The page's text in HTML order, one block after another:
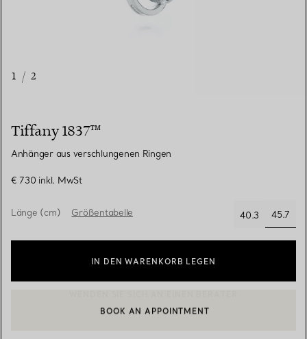
1 / 2
Tiffany 1837™
Anhänger aus verschlungenen Ringen
€ 730 inkl. MwSt
Länge (cm) Größentabelle 40.3
45.7
IN DEN WARENKORB LEGEN
EINEN KUNDENBERATER KONTAKTIEREN ODER EINEN
BOOK AN APPOINTMENT